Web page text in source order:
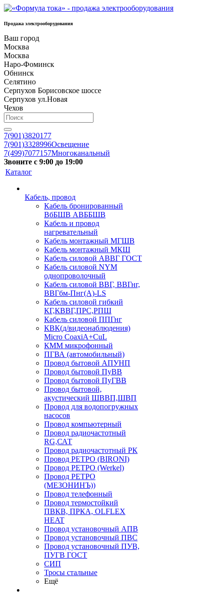
Продажа электрооборудования
Ваш город
Москва
Москва
Наро-Фоминск
Обнинск
Селятино
Серпухов Борисовское шоссе
Серпухов ул.Новая
Чехов
7(901)3820177
7(901)3328996Освещение
7(499)7077157Многоканальный
Звоните с 9:00 до 19:00
Каталог
Кабель, провод
Кабель бронированный
ВбБШВ АВББШВ
Кабель и провод
нагревательный
Кабель монтажный МГШВ
Кабель монтажный МКШ
Кабель силовой АВВГ ГОСТ
Кабель силовой NYM
однопроволочный
Кабель силовой ВВГ, ВВГнг,
ВВГбм-Пнг(А)-LS
Кабель силовой гибкий
КГ,КВВГ,ПРС,РПШ
Кабель силовой ППГнг
КВК(д/видеонаблюдения)
Micro CoaxiA+CuL
КММ микрофонный
ПГВА (автомобильный)
Провод бытовой АПУНП
Провод бытовой ПуВВ
Провод бытовой ПуГВВ
Провод бытовой,
акустический ШВВП,ШВП
Провод для водопогружных
насосов
Провод компьютерный
Провод радиочастотный
RG,САТ
Провод радиочастотный РК
Провод РЕТРО (BIRONI)
Провод РЕТРО (Werkel)
Провод РЕТРО
(МЕЗОНИНЪ))
Провод телефонный
Провод термостойкий
ПВКВ, ПРКА, OLFLEX
HEAT
Провод установочный АПВ
Провод установочный ПВС
Провод установочный ПУВ,
ПУГВ ГОСТ
СИП
Тросы стальные
Ещё